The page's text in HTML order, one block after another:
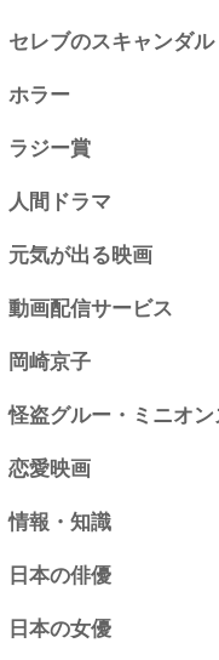
セレブのスキャンダル
ホラー
ラジー賞
人間ドラマ
元気が出る映画
動画配信サービス
岡崎京子
怪盗グルー・ミニオン
恋愛映画
情報・知識
日本の俳優
日本の女優